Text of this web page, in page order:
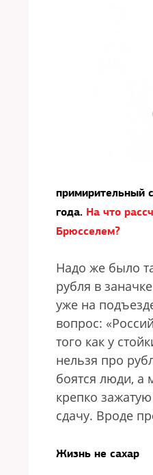
примирительный
года. На что
Брюсселем?
Надо же было
рубля в
уже на
вопрос:
того как у
нельзя про
боятся люди, а
крепко
сдачу. Вроде
Жизнь не сахар